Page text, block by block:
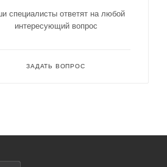
специалисты ответят на любой
интересующий вопрос
ЗАДАТЬ ВОПРОС